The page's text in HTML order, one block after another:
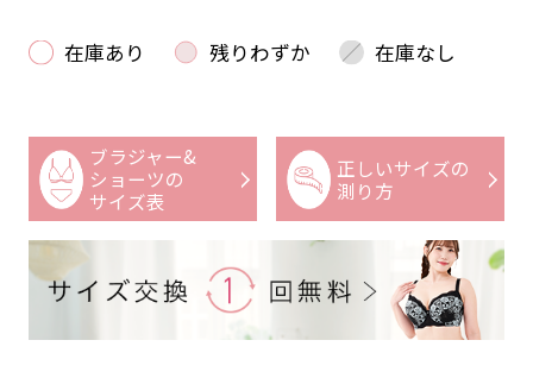
在庫あり 残りわずか 在庫なし
ブラジャー&
ショーツの
サイズ表
正しいサイズの
測り方